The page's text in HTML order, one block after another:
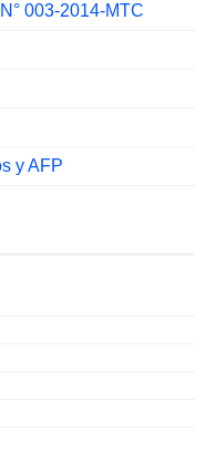
003-2014-MTC
y AFP